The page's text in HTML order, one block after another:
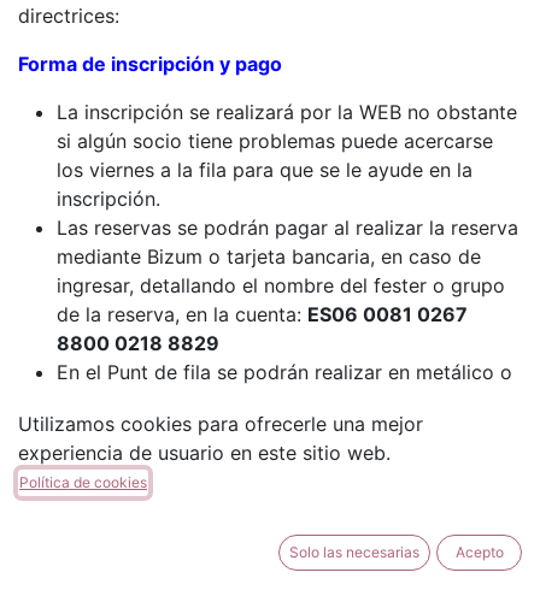
directrices:
Forma de inscripción y pago
La inscripción se realizará por la WEB no obstante
si algún socio tiene problemas puede acercarse
los viernes a la fila para que se le ayude en la
inscripción.
Las reservas se podrán pagar al realizar la reserva
mediante Bizum o tarjeta bancaria, en caso de
ingresar, detallando el nombre del fester o grupo
de la reserva, en la cuenta: ES06 0081 0267
8800 0218 8829
En el Punt de fila se podrán realizar en metálico o
Las reservas serán efectivas en el momento que
se realice el pago
Fecha máxima para realizar el pago de TODAS las
En caso de ingreso, enviar el resguardo del
comidas@filacordon.es
Utilizamos cookies para ofrecerle una mejor
experiencia de usuario en este sitio web.
Política de cookies
Solo las necesarias Acepto